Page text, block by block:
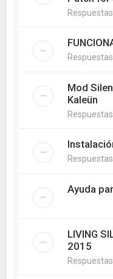
Mod
Kaleün
Ayuda
LIVING
2015